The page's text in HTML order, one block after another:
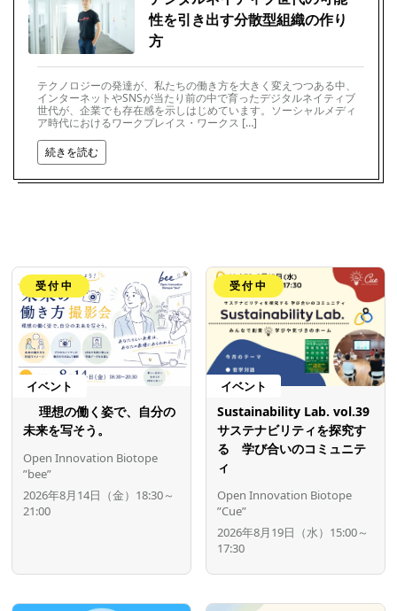
性を引き出す分散型組織の作り
方
テクノロジーの発達が、私たちの働き方を大きく変えつつある中、
インターネットやSNSが当たり前の中で育ったデジタルネイティブ
世代が、企業でも存在感を示しはじめています。ソーシャルメディ
ア時代におけるワークプレイス・ワークス […]
続きを読む
受付中
イベント
理想の働く姿で、自分の
未来を写そう。
Open Innovation Biotope
”bee”
2026年8月14日（金）18:30～
21:00
受付中
イベント
Sustainability Lab. vol.39
サステナビリティを探究す
る 学び合いのコミュニテ
ィ
Open Innovation Biotope
”Cue”
2026年8月19日（水）15:00～
17:30